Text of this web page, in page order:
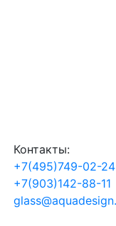
Контакты:
+7(495)749-02-24
+7(903)142-88-11